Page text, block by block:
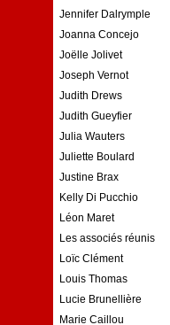
Jennifer Dalrymple
Joanna Concejo
Joëlle Jolivet
Joseph Vernot
Judith Drews
Judith Gueyfier
Julia Wauters
Juliette Boulard
Justine Brax
Kelly Di Pucchio
Léon Maret
Les associés réunis
Loïc Clément
Louis Thomas
Lucie Brunellière
Marie Caillou